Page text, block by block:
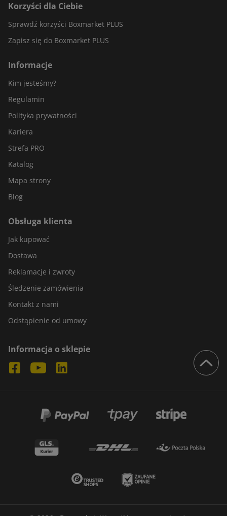
Korzyści dla Ciebie
Sprawdź korzyści Boxmarket PLUS
Zapisz się do Boxmarket PLUS
Informacje
Kim jesteśmy?
Regulamin
Polityka prywatności
Kariera
Strefa PRO
Katalog
Mapa strony
Blog
Obsługa klienta
Jak kupować
Dostawa
Reklamacje i zwroty
Śledzenie zamówienia
Kontakt z nami
Odstąpienie od umowy
Informacja o sklepie